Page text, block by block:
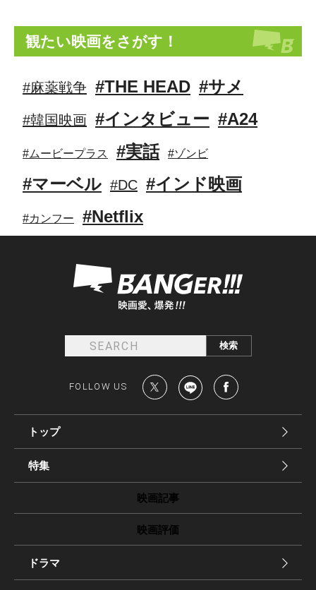
観たい映画をさがす！
#麻薬戦争 #THE HEAD #サメ
#韓国映画 #インタビュー #A24
#ムービープラス #実話 #ゾンビ
#マーベル #DC #インド映画
#カンフー #Netflix
FOLLOW US
トップ
特集
映画記事
映画評価
ドラマ